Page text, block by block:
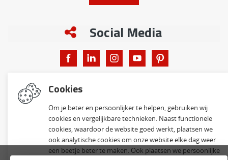
Social Media
© 2026 Klinkervisie B.V. | Alle rechten voorbehouden
Website ontwikkeld door Lined en volledig geïntegreerd met Troublefree Smart Stone
software
Cookies
Om je beter en persoonlijker te helpen, gebruiken wij
cookies en vergelijkbare technieken. Naast functionele
cookies, waardoor de website goed werkt, plaatsen we
ook analytische cookies om onze website elke dag weer
een beetje beter te maken. Ook plaatsen we persoonlijke